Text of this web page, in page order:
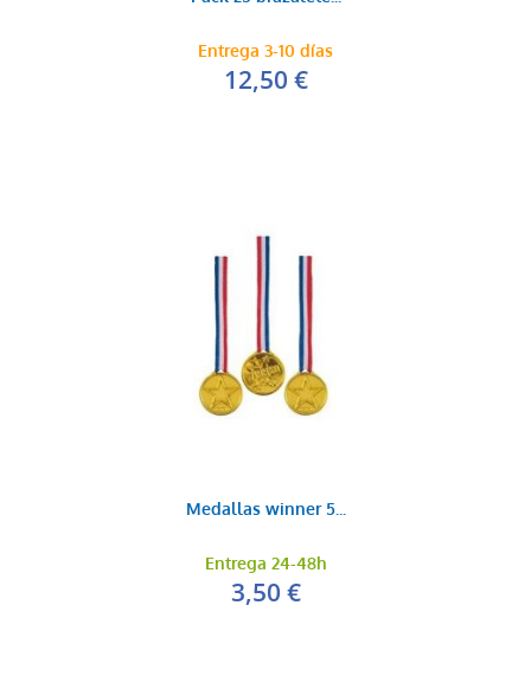
Baraja naipes
0,35 €
Pack regalitos fu...
9,95 €
Entrega 3-10 días
12,50 €
Medallas winner 5...
Entrega 24-48h
3,50 €